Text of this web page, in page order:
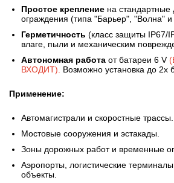
Простое крепление на
ограждения (типа "Барьер", "Волна" и
Герметичность (класс защиты IP67/
влаге, пыли и механическим
Автономная работа от батареи 6 V
ВХОДИТ). Возможно установка до 2х
Применение:
Автомагистрали и скоростные трассы.
Мостовые сооружения и эстакады.
Зоны дорожных работ и временные
Аэропорты, логистические
объекты.